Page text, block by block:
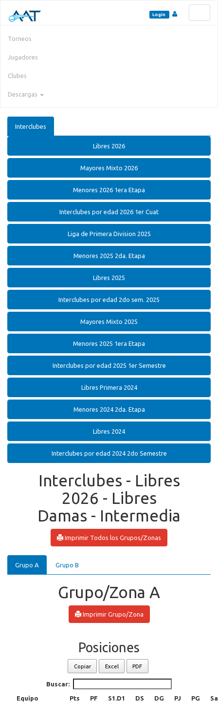
Torneos
Jugadores
Clubes
Descargas
Login
Interclubes
Libres 2026
Mayores Mixto 2026
Menores 2026 1era Etapa
Interclubes por edad 2026 1er Cuat
Liga de Primera Division 2025
Menores 2025 2da. Etapa
Libres 2025
Interclubes por edad 2do sem. 2025
Mayores Mixto 2025
Menores 2025 1era Etapa
Interclubes por edad 2025 1er Semestre
Libres Primera 2024
Menores 2024 2da. Etapa
Libres 2024
Interclubes por edad 2024 2do Semestre
Interclubes - Libres
2026 - Libres
Damas - Intermedia
Imprimir Todos los Grupos/Zonas
Grupo A Grupo B
Grupo/Zona A
Imprimir Grupo/Zona
Posiciones
Copiar Excel PDF
Buscar:
Equipo Pts PF S1.D1 DS DG PJ PG